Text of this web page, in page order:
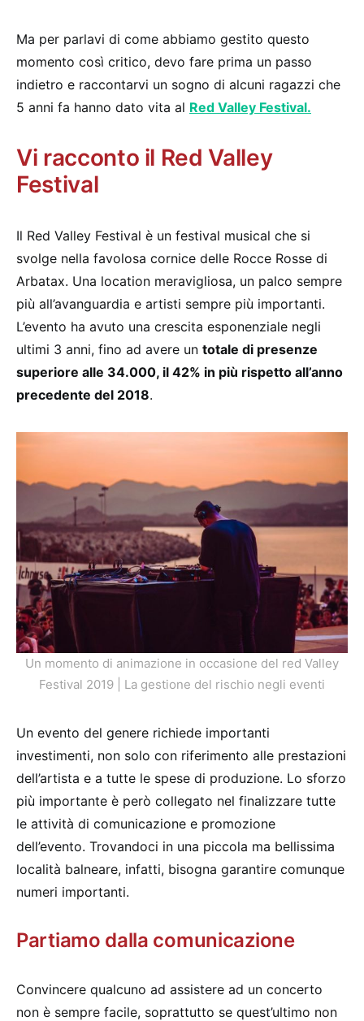
Ma per parlavi di come abbiamo gestito questo
momento così critico, devo fare prima un passo
indietro e raccontarvi un sogno di alcuni ragazzi che
5 anni fa hanno dato vita al Red Valley Festival.
Vi racconto il Red Valley
Festival
Il Red Valley Festival è un festival musical che si
svolge nella favolosa cornice delle Rocce Rosse di
Arbatax. Una location meravigliosa, un palco sempre
più all’avanguardia e artisti sempre più importanti.
L’evento ha avuto una crescita esponenziale negli
ultimi 3 anni, fino ad avere un totale di presenze
superiore alle 34.000, il 42% in più rispetto all’anno
precedente del 2018.
Un momento di animazione in occasione del red Valley
Festival 2019 | La gestione del rischio negli eventi
Un evento del genere richiede importanti
investimenti, non solo con riferimento alle prestazioni
dell’artista e a tutte le spese di produzione. Lo sforzo
più importante è però collegato nel finalizzare tutte
le attività di comunicazione e promozione
dell’evento. Trovandoci in una piccola ma bellissima
località balneare, infatti, bisogna garantire comunque
numeri importanti.
Partiamo dalla comunicazione
Convincere qualcuno ad assistere ad un concerto
non è sempre facile, soprattutto se quest’ultimo non